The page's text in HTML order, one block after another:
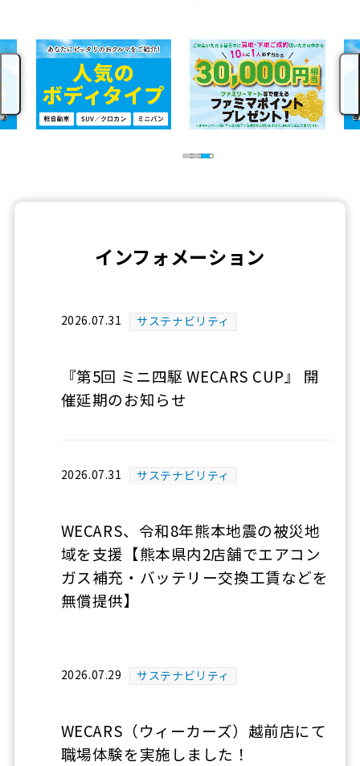
インフォメーション
2026.07.31 サステナビリティ
『第5回 ミニ四駆 WECARS CUP』 開
催延期のお知らせ
2026.07.31 サステナビリティ
WECARS、令和8年熊本地震の被災地
域を支援【熊本県内2店舗でエアコン
ガス補充・バッテリー交換工賃などを
無償提供】
2026.07.29 サステナビリティ
WECARS（ウィーカーズ）越前店にて
職場体験を実施しました！